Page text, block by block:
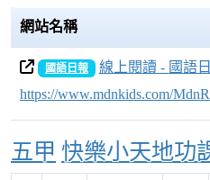
網站名稱
國語日報
線上閱讀 - 國語
https://www.mdnkids.com/
Over View
五甲 快樂小天地功